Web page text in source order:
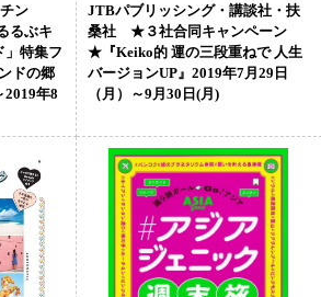
ン
るぶキ
」特集フ
ドの郷
2019年8
JTBパブリッシング・講談社・扶
桑社 ★３社合同キャンペーン
★『Keiko的 運の三段重ねで 人生
バージョンUP』2019年7月29日
（月）～9月30日(月)